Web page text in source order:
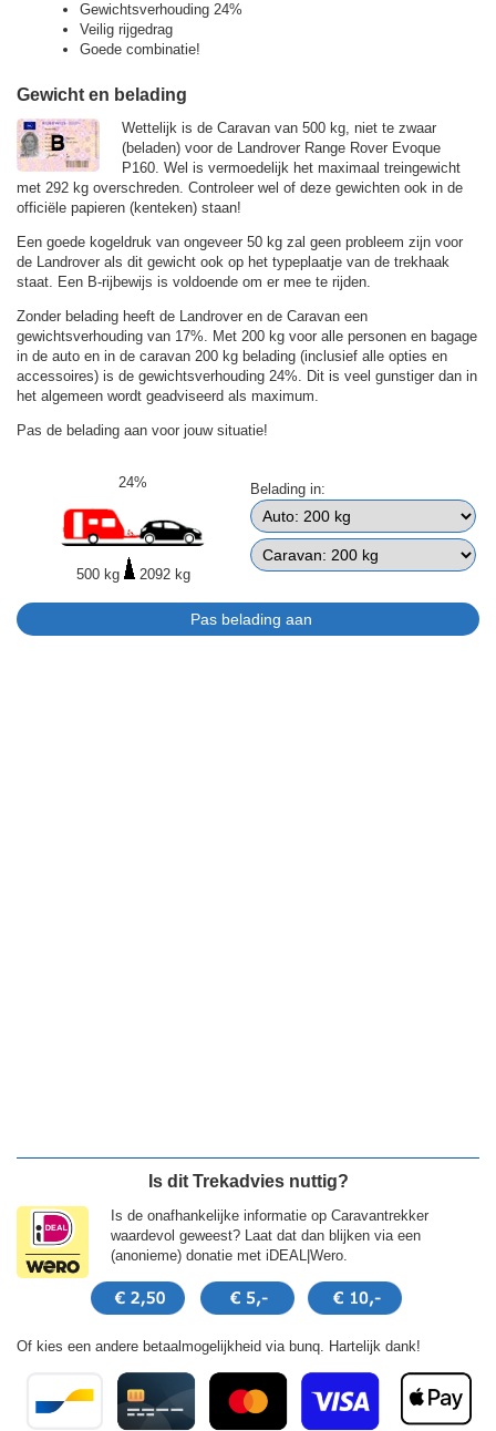
Gewichtsverhouding 24%
Veilig rijgedrag
Goede combinatie!
Gewicht en belading
Wettelijk is de Caravan van 500 kg, niet te zwaar
(beladen) voor de Landrover Range Rover Evoque
P160. Wel is vermoedelijk het maximaal treingewicht
met 292 kg overschreden. Controleer wel of deze gewichten ook in de
officiële papieren (kenteken) staan!
Een goede kogeldruk van ongeveer 50 kg zal geen probleem zijn voor
de Landrover als dit gewicht ook op het typeplaatje van de trekhaak
staat. Een B-rijbewijs is voldoende om er mee te rijden.
Zonder belading heeft de Landrover en de Caravan een
gewichtsverhouding van 17%. Met 200 kg voor alle personen en bagage
in de auto en in de caravan 200 kg belading (inclusief alle opties en
accessoires) is de gewichtsverhouding 24%. Dit is veel gunstiger dan in
het algemeen wordt geadviseerd als maximum.
Pas de belading aan voor jouw situatie!
24%
500 kg 2092 kg
Belading in:
Is dit Trekadvies nuttig?
Is de onafhankelijke informatie op Caravantrekker
waardevol geweest? Laat dat dan blijken via een
(anonieme) donatie met iDEAL|Wero.
Of kies een andere betaalmogelijkheid via bunq. Hartelijk dank!